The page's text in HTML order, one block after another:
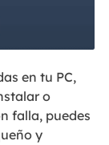
en tu PC,
o
falla, puedes
y